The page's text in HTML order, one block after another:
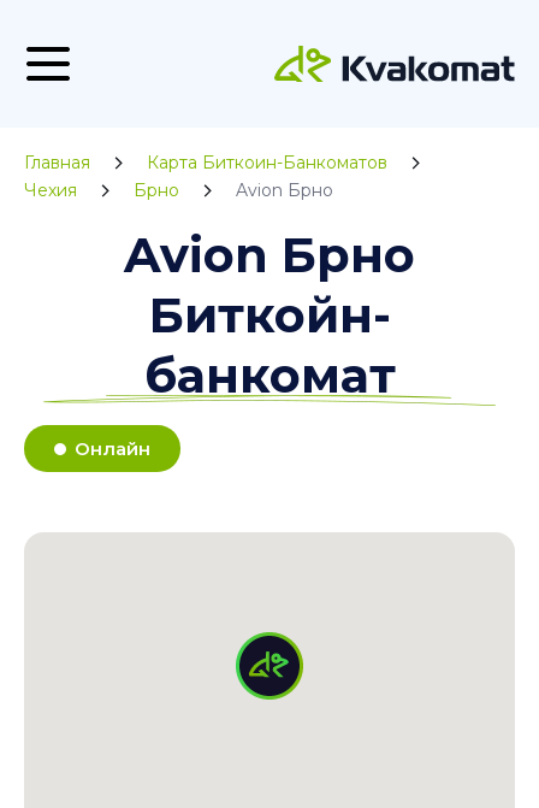
Главная
Карта Биткоин-Банкоматов
Чехия
Брно Avion Брно
Avion Брно
Биткойн-
банкомат
Онлайн